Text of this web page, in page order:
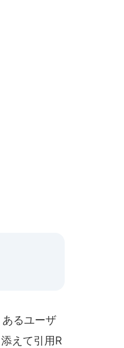
るユーザ
えて引用R